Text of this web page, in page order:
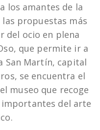
los amantes de la
propuestas más
del ocio en plena
que permite ir a
San Martín, capital
se encuentra el
museo que recoge
importantes del arte